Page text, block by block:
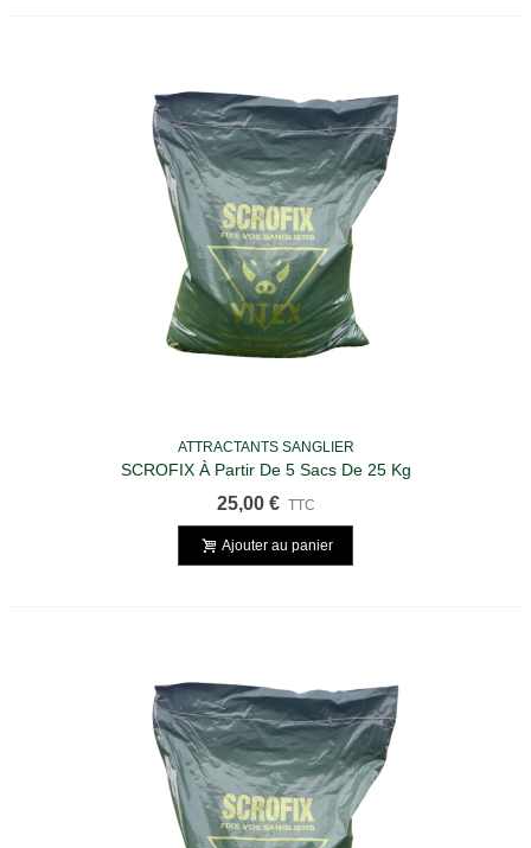
ATTRACTANTS SANGLIER
SCROFIX À Partir De 5 Sacs De 25 Kg
25,00 € TTC
Ajouter au panier